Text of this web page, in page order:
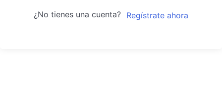
¿No tienes una cuenta? Regístrate ahora